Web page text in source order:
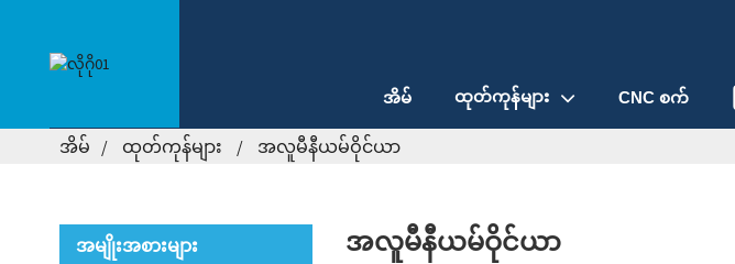
အိမ် ထုတ်ကုန်များ CNC စက်
အိမ် ထုတ်ကုန်များ အလူမီနီယမ်ဝိုင်ယာ
အမျိုးအစားများ အလူမီနီယမ်ဝိုင်ယာ